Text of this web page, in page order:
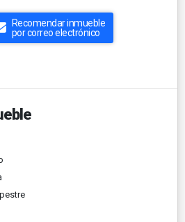
Recomendar inmueble
por correo electrónico